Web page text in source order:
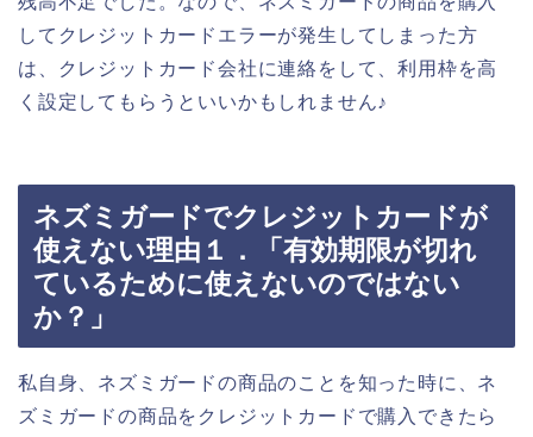
してクレジットカードエラーが発生してしまった方
は、クレジットカード会社に連絡をして、利用枠を高
く設定してもらうといいかもしれません♪
ネズミガードでクレジットカードが
使えない理由１．「有効期限が切れ
ているために使えないのではない
か？」
私自身、ネズミガードの商品のことを知った時に、ネ
ズミガードの商品をクレジットカードで購入できたら